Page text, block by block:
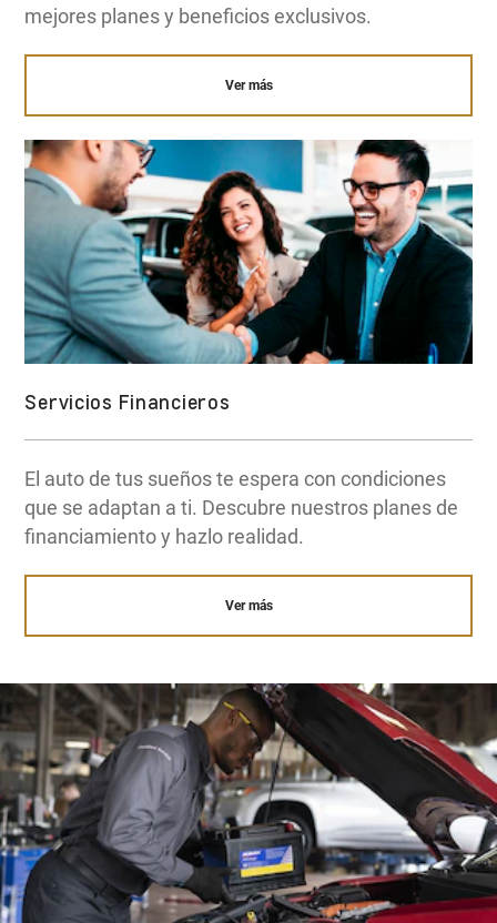
mejores planes y beneficios exclusivos.
Ver más
Servicios Financieros
El auto de tus sueños te espera con condiciones
que se adaptan a ti. Descubre nuestros planes de
financiamiento y hazlo realidad.
Ver más